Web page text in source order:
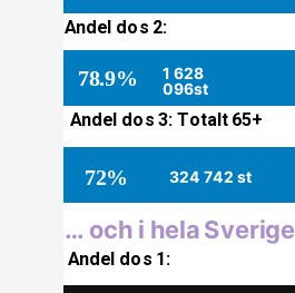
Andel dos 2:
78.9% 1 628
096st
Andel dos 3: Totalt 65+
324 742 st
72%
… och i hela Sverige
Andel dos 1: